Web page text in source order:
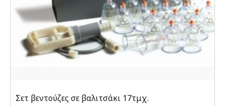
Σετ βεντούζες σε βαλιτσάκι 17τμχ.